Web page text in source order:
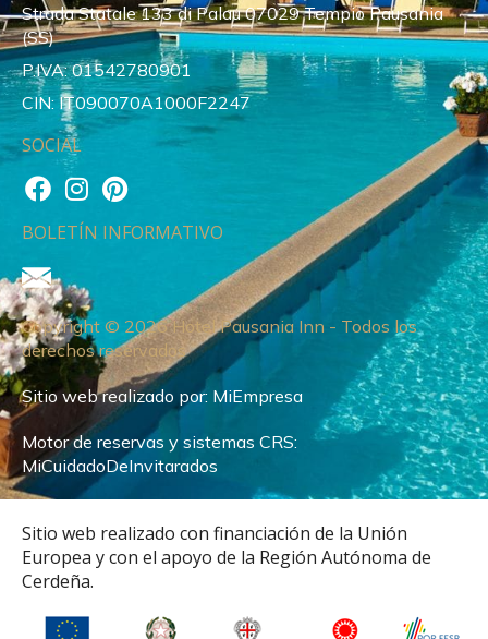
Strada Statale 133 di Palau 07029 Tempio Pausania
(SS)
P.IVA: 01542780901
CIN: IT090070A1000F2247
SOCIAL
BOLETÍN INFORMATIVO
Copyright © 2026 Hotel Pausania Inn - Todos los
derechos reservados
Sitio web realizado por: MiEmpresa
Motor de reservas y sistemas CRS:
MiCuidadoDeInvitarados
Sitio web realizado con financiación de la Unión
Europea y con el apoyo de la Región Autónoma de
Cerdeña.